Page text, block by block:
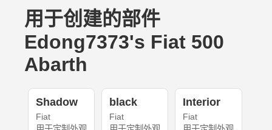
用于创建的部件
Edong7373's Fiat 500
Abarth
Shadow
Fiat
black
Fiat
Interior
Fiat